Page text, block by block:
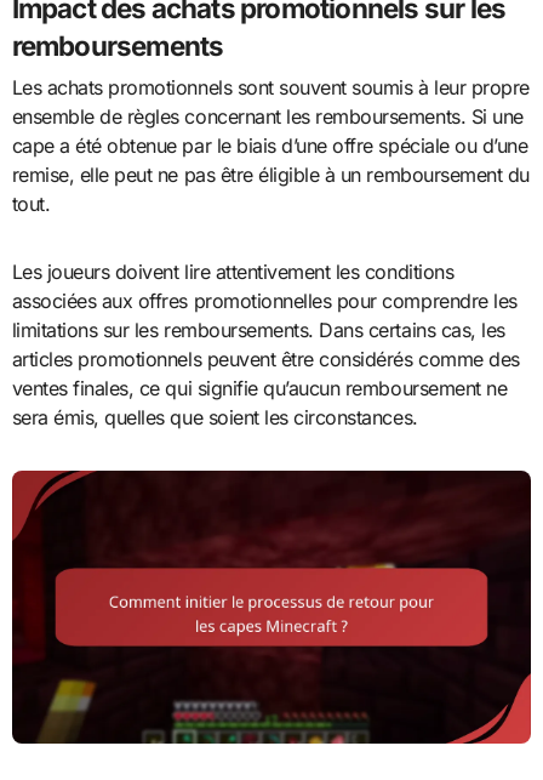
Impact des achats promotionnels sur les
remboursements
Les achats promotionnels sont souvent soumis à leur propre
ensemble de règles concernant les remboursements. Si une
cape a été obtenue par le biais d’une offre spéciale ou d’une
remise, elle peut ne pas être éligible à un remboursement du
tout.
Les joueurs doivent lire attentivement les conditions
associées aux offres promotionnelles pour comprendre les
limitations sur les remboursements. Dans certains cas, les
articles promotionnels peuvent être considérés comme des
ventes finales, ce qui signifie qu’aucun remboursement ne
sera émis, quelles que soient les circonstances.